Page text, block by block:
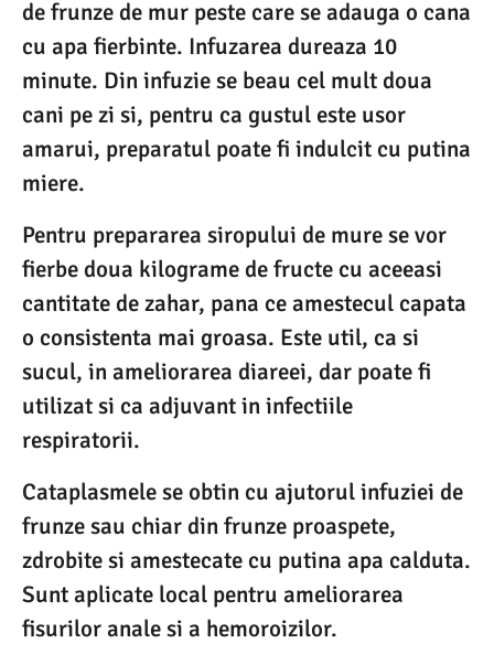
de frunze de mur peste care se adauga o cana
cu apa fierbinte. Infuzarea dureaza 10
minute. Din infuzie se beau cel mult doua
cani pe zi si, pentru ca gustul este usor
amarui, preparatul poate fi indulcit cu putina
miere.
Pentru prepararea siropului de mure se vor
fierbe doua kilograme de fructe cu aceeasi
cantitate de zahar, pana ce amestecul capata
o consistenta mai groasa. Este util, ca si
sucul, in ameliorarea diareei, dar poate fi
utilizat si ca adjuvant in infectiile
respiratorii.
Cataplasmele se obtin cu ajutorul infuziei de
frunze sau chiar din frunze proaspete,
zdrobite si amestecate cu putina apa calduta.
Sunt aplicate local pentru ameliorarea
fisurilor anale si a hemoroizilor.